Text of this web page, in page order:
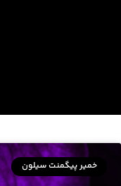
خمیر پیگمنت سیلون